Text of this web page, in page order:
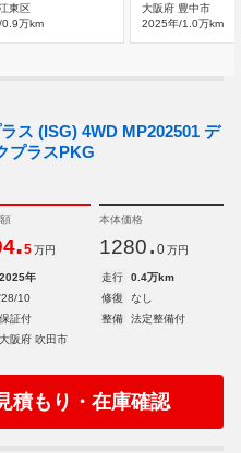
東区
万km
大阪府 豊中市
2025年/1.0万km
ス (ISG) 4WD MP202501 デ
プラスPKG
.5 万円
本体価格
1280. 0 万円
2025年 走行
0.4万km
'28/10 修復
なし
保証付 整備
法定整備付
大阪府 吹田市
積もり・在庫確認